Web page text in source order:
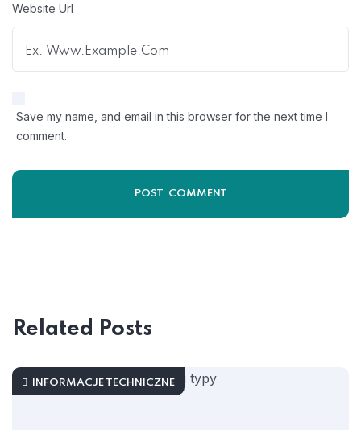
Website Url
Save my name, and email in this browser for the next time I
comment.
Related Posts
INFORMACJE TECHNICZNE